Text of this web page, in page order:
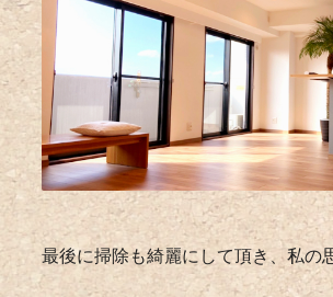
最後に掃除も綺麗にして頂き、私の